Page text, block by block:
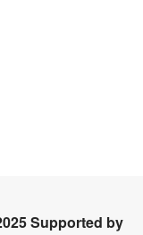
Supported by